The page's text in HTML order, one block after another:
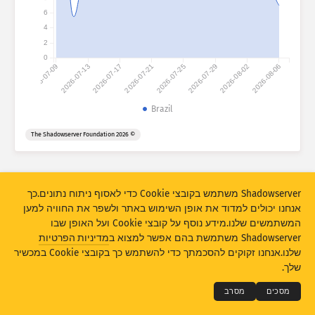
עדכן אוטומטית את התוצאות
‫עדכון‬ איפוס
מומנו במשותף עם Connecting Europe Facility של האיחוד האירופי.
2026-07-092026-07-132026-07-17 2026-07-212026-07-252026-07-292026-08-022026-08-06
0
2
4
6
Brazil
© 2026 The Shadowserver Foundation
© 2026
THE SHADOWSERVER FOUNDATION
פרטיות ותנאים
יצירת קשר תודות
Shadowserver משתמש בקובצי Cookie כדי לאסוף ניתוח נתונים.כך
אנחנו יכולים למדוד את אופן השימוש באתר ולשפר את החוויה למען
המשתמשים שלנו.מידע נוסף על קובצי Cookie ועל האופן שבו
Shadowserver משתמשת בהם אפשר למצוא ב
מדיניות הפרטיות
שלנו.אנחנו זקוקים להסכמתך כדי להשתמש כך בקובצי Cookie במכשיר
שלך.
מסכים מסרב